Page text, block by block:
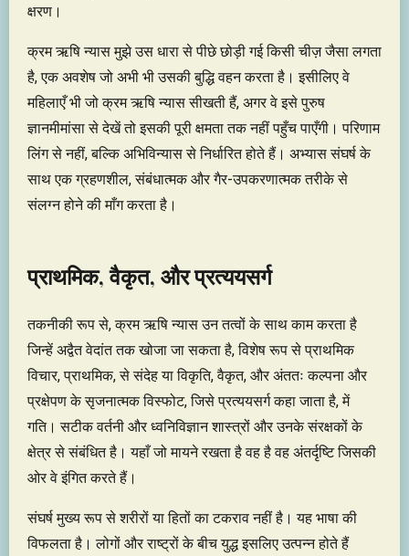
क्षरण।
क्रम ऋषि न्यास मुझे उस धारा से पीछे छोड़ी गई किसी चीज़ जैसा लगता
है, एक अवशेष जो अभी भी उसकी बुद्धि वहन करता है। इसीलिए वे
महिलाएँ भी जो क्रम ऋषि न्यास सीखती हैं, अगर वे इसे पुरुष
ज्ञानमीमांसा से देखें तो इसकी पूरी क्षमता तक नहीं पहुँच पाएँगी। परिणाम
लिंग से नहीं, बल्कि अभिविन्यास से निर्धारित होते हैं। अभ्यास संघर्ष के
साथ एक ग्रहणशील, संबंधात्मक और गैर-उपकरणात्मक तरीके से
संलग्न होने की माँग करता है।
प्राथमिक, वैकृत, और प्रत्ययसर्ग
तकनीकी रूप से, क्रम ऋषि न्यास उन तत्वों के साथ काम करता है
जिन्हें अद्वैत वेदांत तक खोजा जा सकता है, विशेष रूप से प्राथमिक
विचार, प्राथमिक, से संदेह या विकृति, वैकृत, और अंततः कल्पना और
प्रक्षेपण के सृजनात्मक विस्फोट, जिसे प्रत्ययसर्ग कहा जाता है, में
गति। सटीक वर्तनी और ध्वनिविज्ञान शास्त्रों और उनके संरक्षकों के
क्षेत्र से संबंधित है। यहाँ जो मायने रखता है वह है वह अंतर्दृष्टि जिसकी
ओर वे इंगित करते हैं।
संघर्ष मुख्य रूप से शरीरों या हितों का टकराव नहीं है। यह भाषा की
विफलता है। लोगों और राष्ट्रों के बीच युद्ध इसलिए उत्पन्न होते हैं